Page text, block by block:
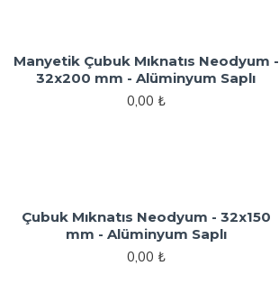
Manyetik Çubuk Mıknatıs Neodyum -
32x200 mm - Alüminyum Saplı
0,00 ₺
Çubuk Mıknatıs Neodyum - 32x150
mm - Alüminyum Saplı
0,00 ₺